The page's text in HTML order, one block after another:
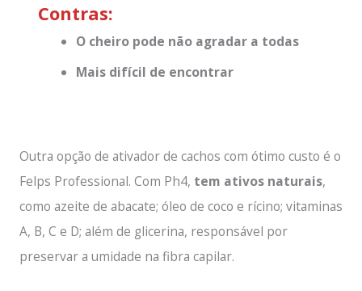
Contras:
O cheiro pode não agradar a todas
Mais difícil de encontrar
Outra opção de ativador de cachos com ótimo custo é o
Felps Professional. Com Ph4, tem ativos naturais,
como azeite de abacate; óleo de coco e rícino; vitaminas
A, B, C e D; além de glicerina, responsável por
preservar a umidade na fibra capilar.